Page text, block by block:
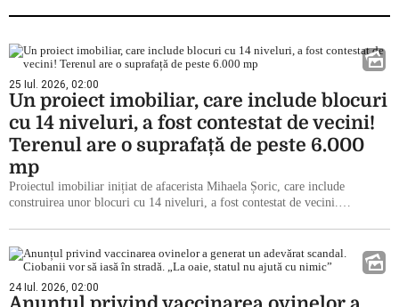
25 Iul. 2026, 02:00
Un proiect imobiliar, care include blocuri
cu 14 niveluri, a fost contestat de vecini!
Terenul are o suprafață de peste 6.000
mp
Proiectul imobiliar inițiat de afacerista Mihaela Șoric, care include
construirea unor blocuri cu 14 niveluri, a fost contestat de vecini.…
24 Iul. 2026, 02:00